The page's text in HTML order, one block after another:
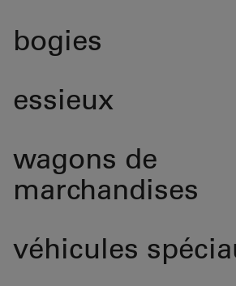
bogies
essieux
wagons de
marchandises
véhicules